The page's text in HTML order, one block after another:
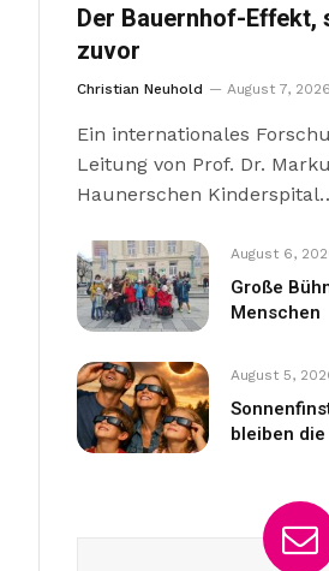
Der Bauernhof-Effekt,
zuvor
Christian Neuhold August 7, 2026
Ein internationales
Leitung von Prof. Dr.
Haunerschen
August 6,
Große
Menschen
August 5,
bleiben